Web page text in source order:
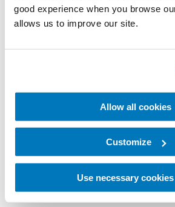
good experience when you browse
allows us to improve our site.
Allow all cookies
Customize
Use necessary